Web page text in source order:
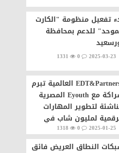
تفعيل منظومة "الكارت
للدعم بمحافظة
0
1331
*EDT&Partners العالمية تبرم
شراكة مع Eyouth المصرية
لتطوير المهارات
لمليون شاب في
والشرق الأوسط
0
1318
النطاق العريض فائق